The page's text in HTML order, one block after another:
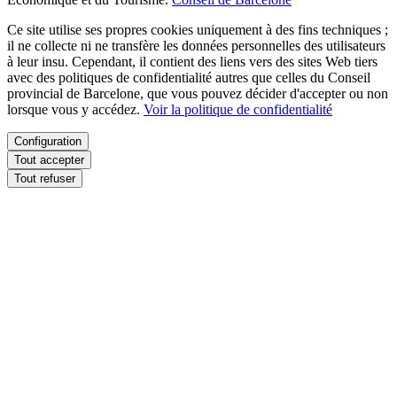
Ce site utilise ses propres cookies uniquement à des fins techniques ;
il ne collecte ni ne transfère les données personnelles des utilisateurs
à leur insu. Cependant, il contient des liens vers des sites Web tiers
avec des politiques de confidentialité autres que celles du Conseil
provincial de Barcelone, que vous pouvez décider d'accepter ou non
lorsque vous y accédez. Voir la politique de confidentialité
Configuration
Tout accepter
Tout refuser